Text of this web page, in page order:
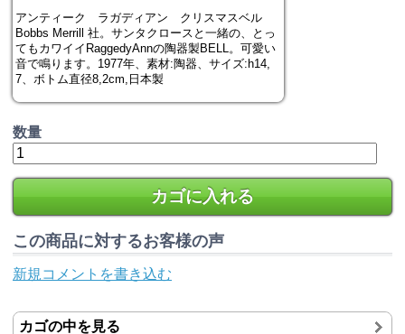
アンティーク ラガディアン クリスマスベル
Bobbs Merrill 社。サンタクロースと一緒の、とっ
てもカワイイRaggedyAnnの陶器製BELL。可愛い
音で鳴ります。1977年、素材:陶器、サイズ:h14,
7、ボトム直径8,2cm,日本製
数量
カゴに入れる
この商品に対するお客様の声
新規コメントを書き込む
カゴの中を見る